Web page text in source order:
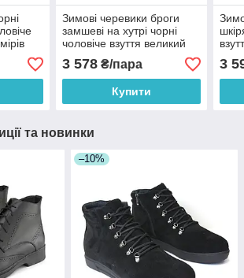
Lion
Зимові черевики броги
замшеві на хутрі чорні
чоловіче взуття великий
Brogue BlackNub BS
3 578₴/пара
Купити
21st
3
та новинки
–10%